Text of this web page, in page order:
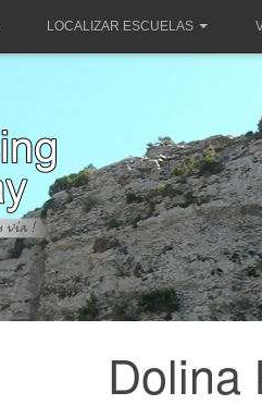
LOCALIZAR ESCUELAS
Dolina